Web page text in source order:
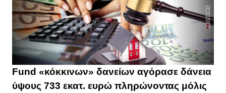
Fund «κόκκινων» δανείων αγόρασε δάνεια
ύψους 733 εκατ. ευρώ πληρώνοντας μόλις